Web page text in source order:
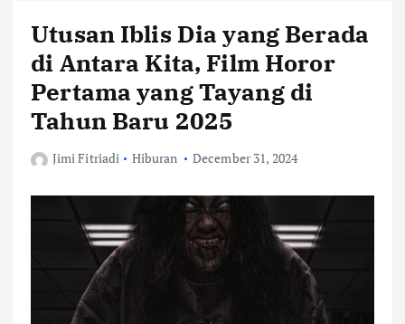
Utusan Iblis Dia yang Berada
di Antara Kita, Film Horor
Pertama yang Tayang di
Tahun Baru 2025
Jimi Fitriadi Hiburan December 31, 2024